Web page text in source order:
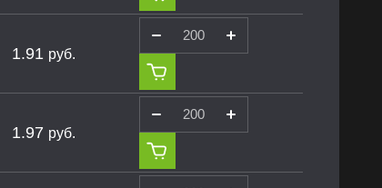
1.91 руб.
1.97 руб.